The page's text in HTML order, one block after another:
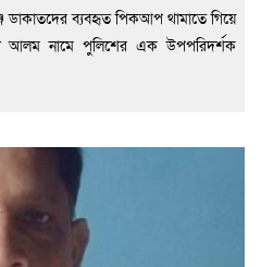
ডাকাতদের ব্যবহৃত পিকআপ থামাতে গিয়ে
আলম নামে পুলিশের এক উপপরিদর্শক